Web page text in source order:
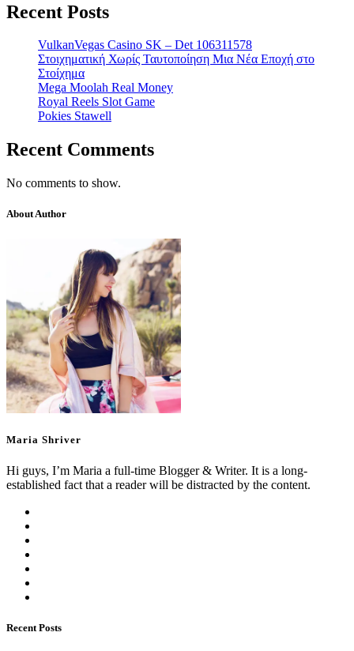
Recent Posts
VulkanVegas Casino SK – Det 106311578
Στοιχηματική Χωρίς Ταυτοποίηση Μια Νέα Εποχή στο
Στοίχημα
Mega Moolah Real Money
Royal Reels Slot Game
Pokies Stawell
Recent Comments
No comments to show.
About Author
Maria Shriver
Hi guys, I’m Maria a full-time Blogger & Writer. It is a long-
established fact that a reader will be distracted by the content.
Recent Posts